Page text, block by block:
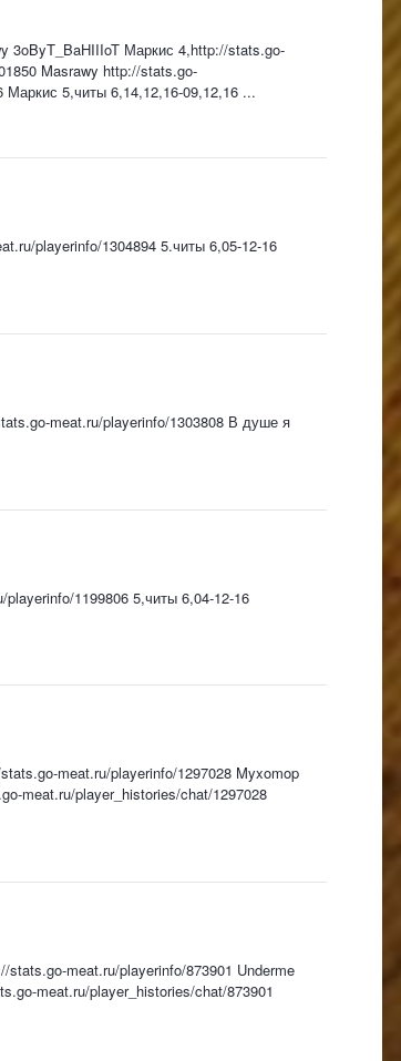
3oByT_BaHIIIoT Маркис 4,http://stats.go-
Masrawy http://stats.go-
5,читы 6,14,12,16-09,12,16 ...
playerinfo/1304894 5.читы 6,05-12-16
meat.ru/playerinfo/1303808 В душе я
1199806 5,читы 6,04-12-16
meat.ru/playerinfo/1297028 Myxomop
meat.ru/player_histories/chat/1297028
meat.ru/playerinfo/873901 Underme
meat.ru/player_histories/chat/873901